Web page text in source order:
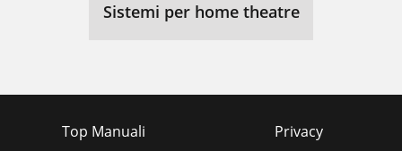
Sistemi per home theatre
Top Manuali
Privacy